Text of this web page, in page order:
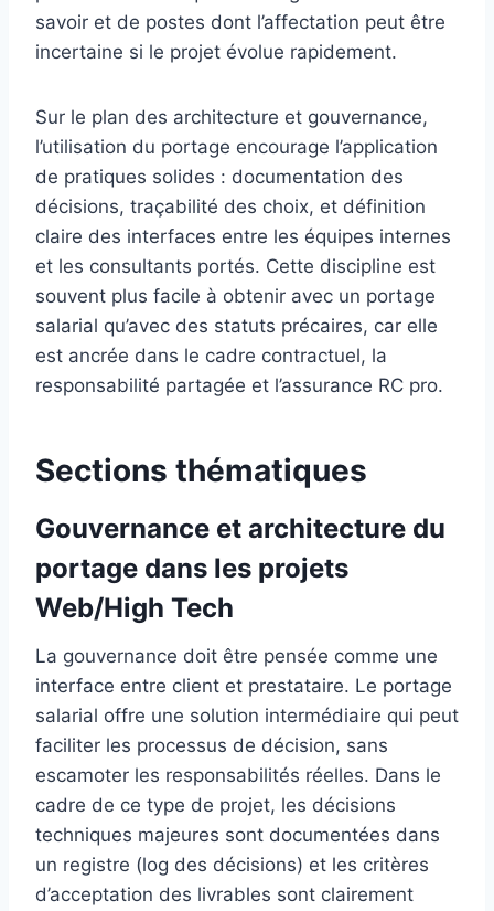
savoir et de postes dont l’affectation peut être
incertaine si le projet évolue rapidement.
Sur le plan des architecture et gouvernance,
l’utilisation du portage encourage l’application
de pratiques solides : documentation des
décisions, traçabilité des choix, et définition
claire des interfaces entre les équipes internes
et les consultants portés. Cette discipline est
souvent plus facile à obtenir avec un portage
salarial qu’avec des statuts précaires, car elle
est ancrée dans le cadre contractuel, la
responsabilité partagée et l’assurance RC pro.
Sections thématiques
Gouvernance et architecture du
portage dans les projets
Web/High Tech
La gouvernance doit être pensée comme une
interface entre client et prestataire. Le portage
salarial offre une solution intermédiaire qui peut
faciliter les processus de décision, sans
escamoter les responsabilités réelles. Dans le
cadre de ce type de projet, les décisions
techniques majeures sont documentées dans
un registre (log des décisions) et les critères
d’acceptation des livrables sont clairement